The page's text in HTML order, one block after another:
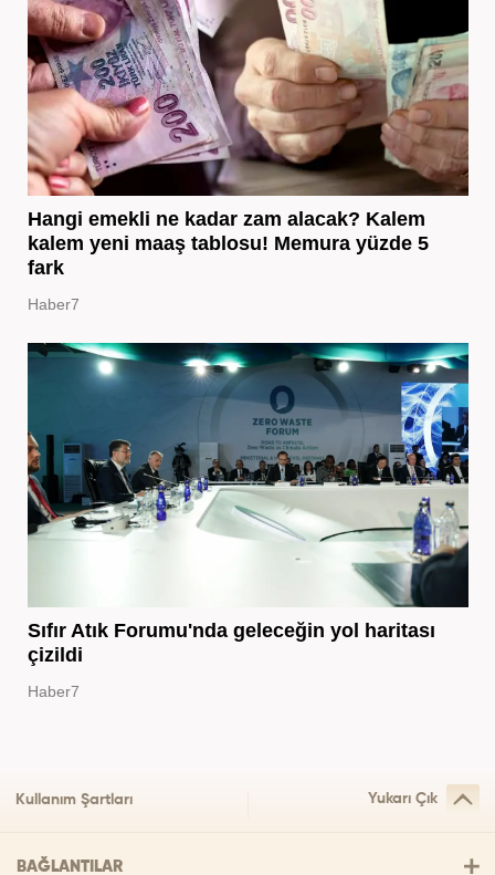
Hangi emekli ne kadar zam alacak? Kalem
kalem yeni maaş tablosu! Memura yüzde 5
fark
Haber7
Sıfır Atık Forumu'nda geleceğin yol haritası
çizildi
Haber7
Kullanım Şartları Yukarı Çık
BAĞLANTILAR